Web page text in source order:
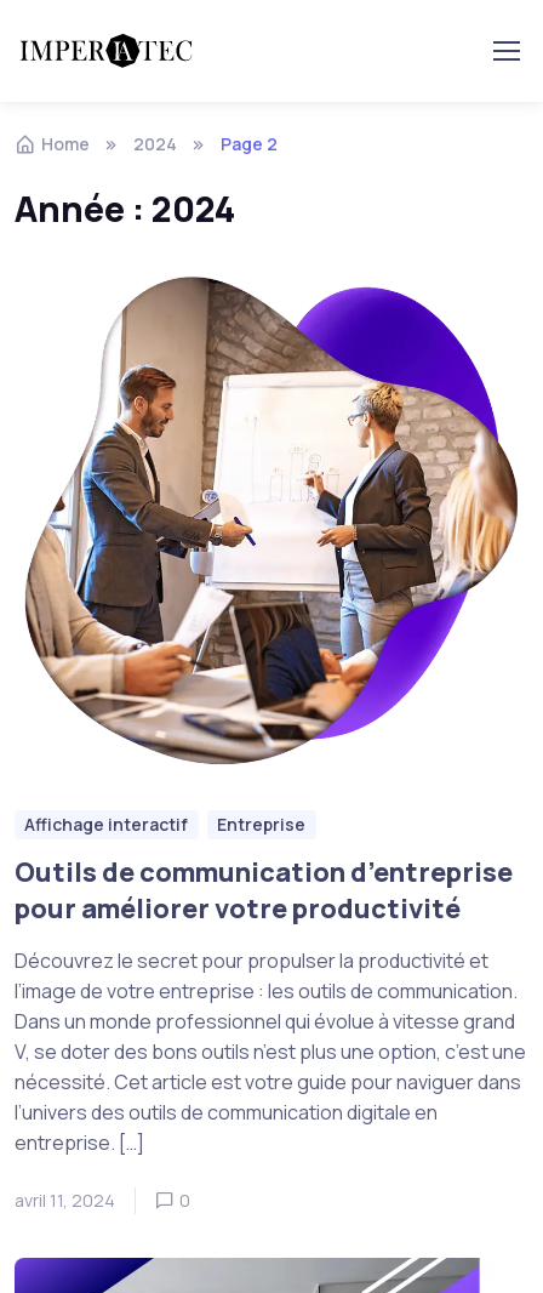
Skip to navigation
Skip to content
Home 2024 Page 2
Année : 2024
Affichage interactif Entreprise
Outils de communication d’entreprise
pour améliorer votre productivité
Découvrez le secret pour propulser la productivité et
l’image de votre entreprise : les outils de communication.
Dans un monde professionnel qui évolue à vitesse grand
V, se doter des bons outils n’est plus une option, c’est une
nécessité. Cet article est votre guide pour naviguer dans
l’univers des outils de communication digitale en
entreprise. […]
avril 11, 2024 0